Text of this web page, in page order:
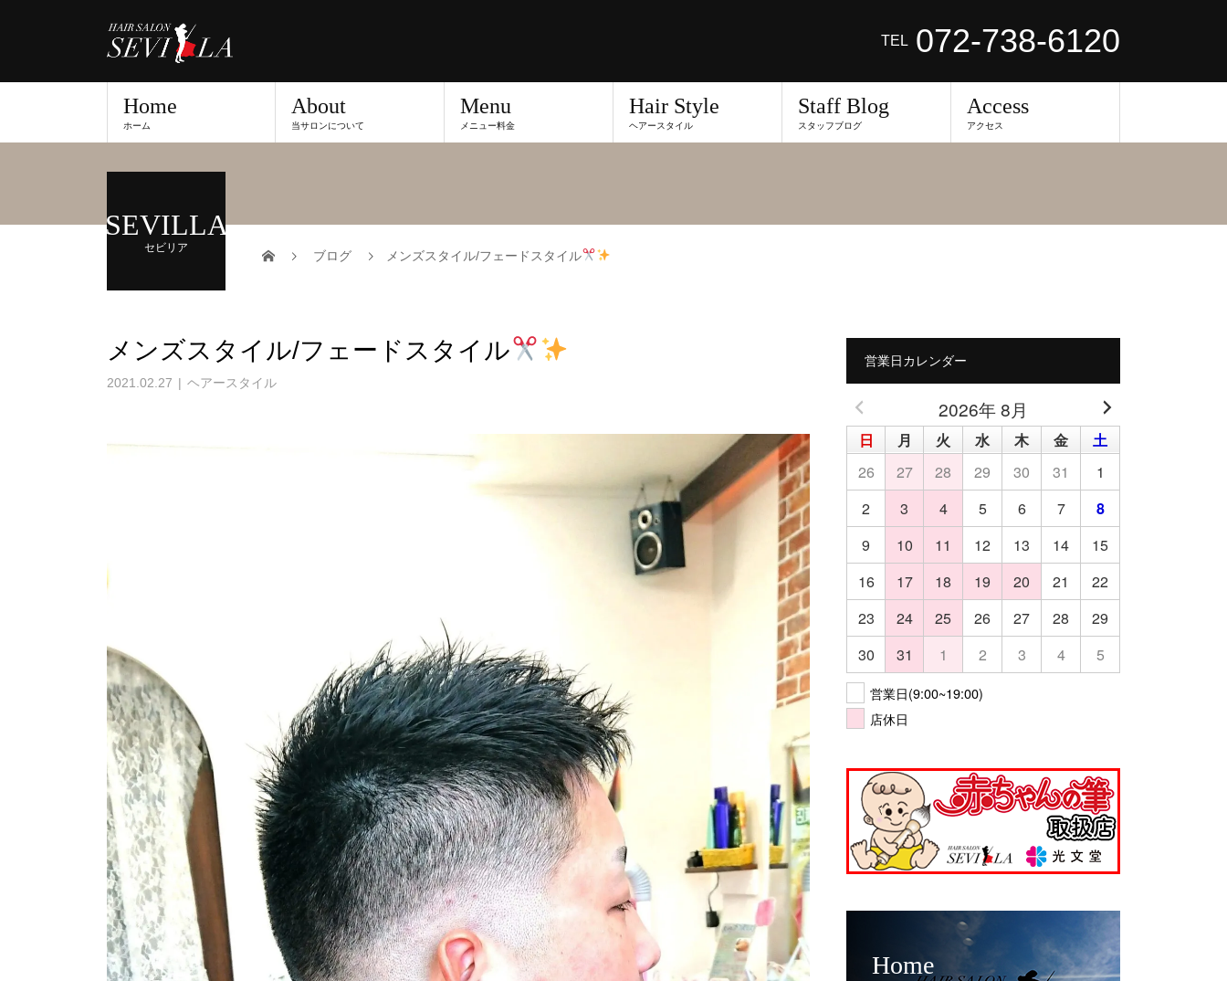
TEL 072-738-6120
Home
ホーム
About
当サロンについて
Menu
メニュー料金
Hair Style
ヘアースタイル
Staff Blog
スタッフブログ
Access
アクセス
SEVILLA
セビリア
ブログ メンズスタイル/フェードスタイル
メンズスタイル/フェードスタイル
2021.02.27 ヘアースタイル
営業日カレンダー
2026年 8月
日 月 火 水 木 金
土
26
27 28 29 30 31
1
2
3 4 5 6 7
8
9
10 11 12 13 14
15
16
17 18 19 20 21
22
23
24 25 26 27 28
29
30
31 1 2 3 4 5
営業日(9:00~19:00)
店休日
Home